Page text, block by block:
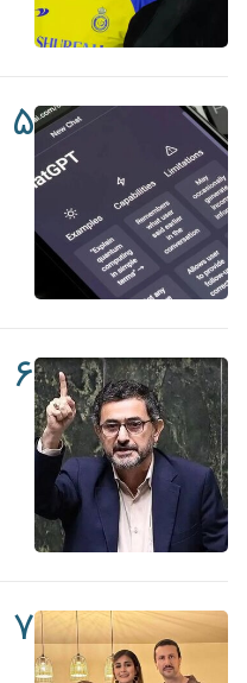
۵
۶
۷